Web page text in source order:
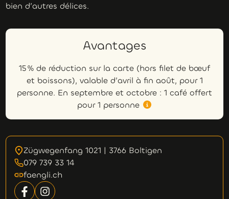
bien d’autres délices.
Avantages
15 % de réduction sur la carte (hors filet de bœuf
et boissons), valable d’avril à fin août, pour 1
personne. En septembre et octobre : 1 café offert
pour 1 personne
Zügwegenfang 1021 | 3766 Boltigen
079 739 33 14
faengli.ch